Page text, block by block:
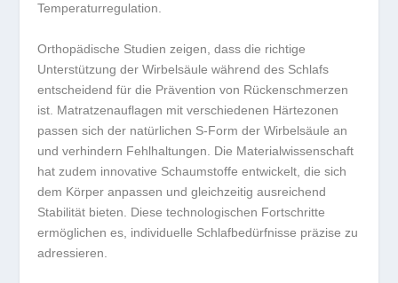
Temperaturregulation.
Orthopädische Studien zeigen, dass die richtige
Unterstützung der Wirbelsäule während des Schlafs
entscheidend für die Prävention von Rückenschmerzen
ist. Matratzenauflagen mit verschiedenen Härtezonen
passen sich der natürlichen S-Form der Wirbelsäule an
und verhindern Fehlhaltungen. Die Materialwissenschaft
hat zudem innovative Schaumstoffe entwickelt, die sich
dem Körper anpassen und gleichzeitig ausreichend
Stabilität bieten. Diese technologischen Fortschritte
ermöglichen es, individuelle Schlafbedürfnisse präzise zu
adressieren.